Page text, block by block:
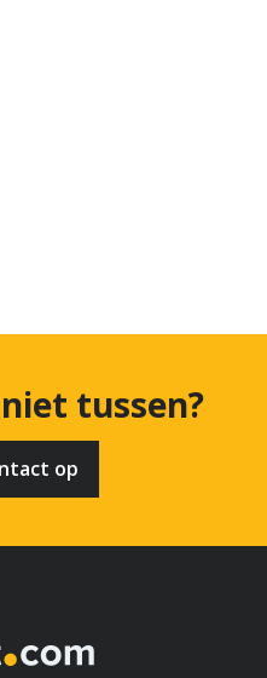
tussen?
op